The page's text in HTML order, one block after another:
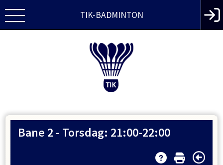
TIK-BADMINTON
Bane 2 - Torsdag: 21:00-22:00